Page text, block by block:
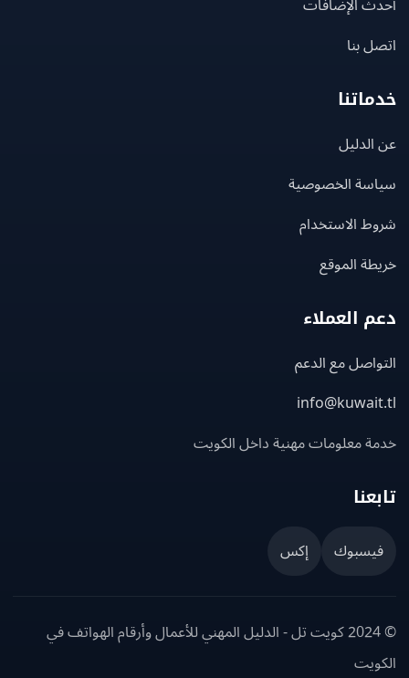
بنا
الخصوصية
الاستخدام
الموقع
العملاء
مع الدعم
معلومات مهنية داخل الكويت
إكس
© 2024 كويت تل - الدليل المهني للأعمال وأرقام الهواتف في